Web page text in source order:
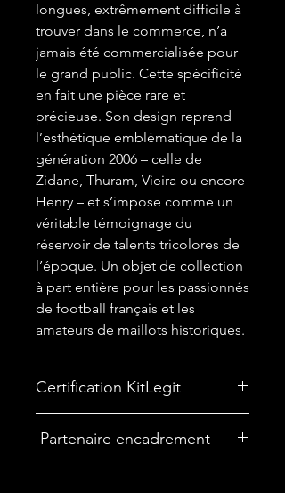
longues, extrêmement difficile à
trouver dans le commerce, n’a
jamais été commercialisée pour
le grand public. Cette spécificité
en fait une pièce rare et
précieuse. Son design reprend
l’esthétique emblématique de la
génération 2006 – celle de
Zidane, Thuram, Vieira ou encore
Henry – et s’impose comme un
véritable témoignage du
réservoir de talents tricolores de
l’époque. Un objet de collection
à part entière pour les passionnés
de football français et les
amateurs de maillots historiques.
Certification KitLegit
unCertificat d'Authenticité,
Partenaire encadrement